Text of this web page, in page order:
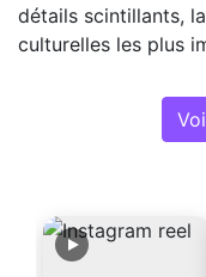
détails scintillants,
culturelles les plus